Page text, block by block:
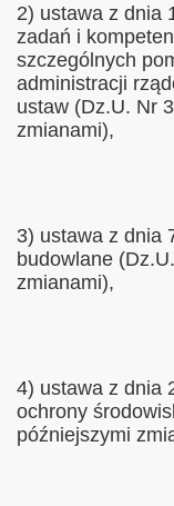
2) ustawa z dnia
zadań i
szczególnych
administracji
ustaw (Dz.U. Nr
zmianami),
3) ustawa z dnia
budowlane
zmianami),
4) ustawa z dnia
ochrony
późniejszymi